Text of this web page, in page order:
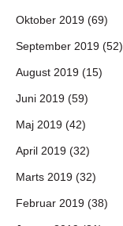
Oktober 2019 (69)
September 2019 (52)
August 2019 (15)
Juni 2019 (59)
Maj 2019 (42)
April 2019 (32)
Marts 2019 (32)
Februar 2019 (38)